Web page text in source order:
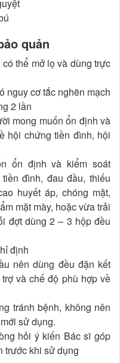
quản
thể mở lọ và dùng trực
nguy cơ tắc nghẽn mạch
2 lần
mong muốn ổn định và
hội chứng tiền đình, hội
ổn định và kiểm soát
đình, đau đầu, thiếu
huyết áp, chóng mặt,
mặt mày, hoặc vừa trải
đợt dùng 2 – 3 hộp đều
định
nên dùng đều đặn kết
và chế độ phù hợp về
tránh bệnh, không nên
sử dụng.
hỏi ý kiến Bác sĩ góp
trước khi sử dụng